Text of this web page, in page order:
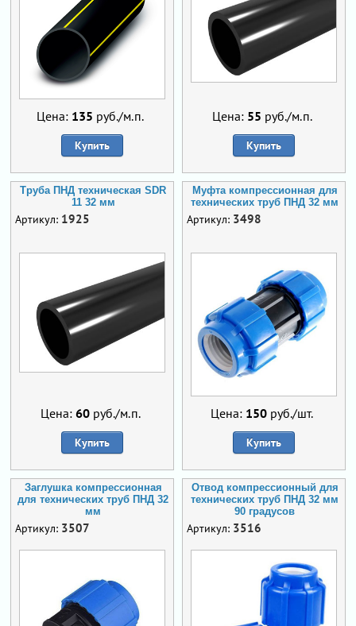
Цена: 135 руб./м.п.
Купить
Цена: 55 руб./м.п.
Купить
Труба ПНД техническая SDR
11 32 мм
Артикул: 1925
Цена: 60руб./м.п.
Купить
Муфта компрессионная для
технических труб ПНД 32 мм
Артикул: 3498
Цена: 150 руб./шт.
Купить
Заглушка компрессионная
для технических труб ПНД 32
мм
Артикул: 3507
Отвод компрессионный для
технических труб ПНД 32 мм
90 градусов
Артикул: 3516